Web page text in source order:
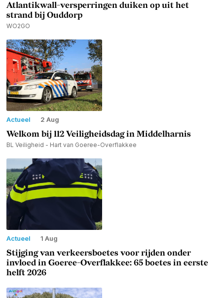
Atlantikwall-versperringen duiken op uit het
strand bij Ouddorp
WO2GO
Actueel 2 Aug
Welkom bij 112 Veiligheidsdag in Middelharnis
BL Veiligheid - Hart van Goeree-Overflakkee
Actueel 1 Aug
Stijging van verkeersboetes voor rijden onder
invloed in Goeree-Overflakkee: 65 boetes in eerste
helft 2026